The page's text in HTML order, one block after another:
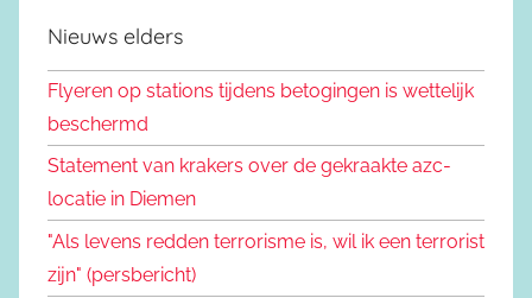
Nieuws elders
Flyeren op stations tijdens betogingen is wettelijk
beschermd
Statement van krakers over de gekraakte azc-
locatie in Diemen
"Als levens redden terrorisme is, wil ik een terrorist
zijn" (persbericht)